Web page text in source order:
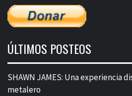
ÚLTIMOS POSTEOS
SHAWN JAMES: Una experiencia
metalero